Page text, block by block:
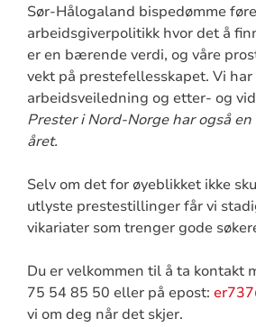
Sør-Hålogaland bispedømme
arbeidsgiverpolitikk hvor det å
er en bærende verdi, og våre
vekt på prestefellesskapet. Vi har
arbeidsveiledning og etter- og
Prester i Nord-Norge har også
året.
Selv om det for øyeblikket ikke
utlyste prestestillinger får vi
vikariater som trenger gode
Du er velkommen til å ta kontakt
75 54 85 50 eller på epost:
vi om deg når det skjer.